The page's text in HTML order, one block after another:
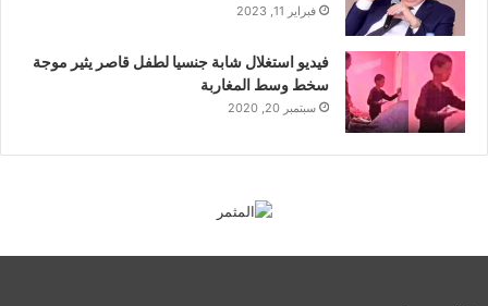
فبراير 11, 2023
فيديو استغلال شابة جنسيا لطفل قاصر يثير موجة
سخط وسط المغاربة
سبتمبر 20, 2020